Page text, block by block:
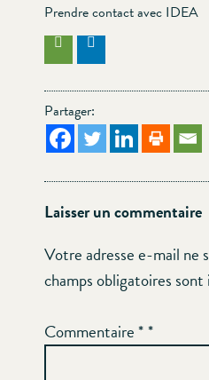
Prendre contact avec IDEA
Partager:
Laisser un commentaire
Votre adresse e-mail ne
champs obligatoires sont
Commentaire*